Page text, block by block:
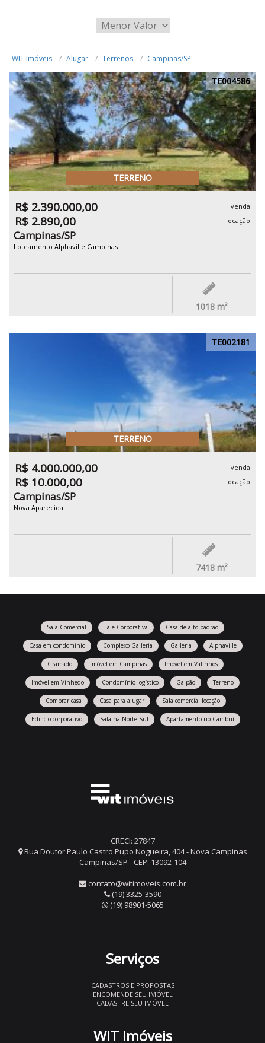
WIT Imóveis Alugar Terrenos Campinas/SP
TE004586
TERRENO
R$ 2.390.000,00 venda
R$ 2.890,00 locação
Campinas/SP
Loteamento Alphaville Campinas
1018 m²
TE002181
TERRENO
R$ 4.000.000,00 venda
R$ 10.000,00 locação
Campinas/SP
Nova Aparecida
7418 m²
Sala Comercial Laje Corporativa Casa de alto padrão
Casa em condomínio Complexo Galleria Galleria Alphaville
Gramado Imóvel em Campinas Imóvel em Valinhos
Imóvel em Vinhedo Condomínio logístico Galpão Terreno
Comprar casa Casa para alugar Sala comercial locação
Edifício corporativo Sala na Norte Sul Apartamento no Cambuí
CRECI: 27847
Rua Doutor Paulo Castro Pupo Nogueira, 404 - Nova Campinas
Campinas/SP - CEP: 13092-104
contato@witimoveis.com.br
(19) 3325-3590
(19) 98901-5065
Serviços
CADASTROS E PROPOSTAS
ENCOMENDE SEU IMÓVEL
CADASTRE SEU IMÓVEL
WIT Imóveis